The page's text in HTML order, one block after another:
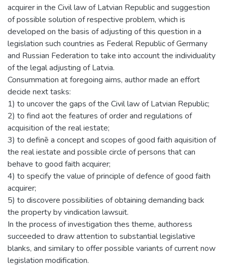
acquirer in the Civil law of Latvian Republic and suggestion
of possible solution of respective problem, which is
developed on the basis of adjusting of this question in a
legislation such countries as Federal Republic of Germany
and Russian Federation to take into account the individuality
of the legal adjusting of Latvia.
Consummation at foregoing aims, author made an effort
decide next tasks:
1) to uncover the gaps of the Civil law of Latvian Republic;
2) to find aot the features of order and regulations of
acquisition of the real iestate;
3) to definē a concept and scopes of good faith aquisition of
the real iestate and possible circle of persons that can
behave to good faith acquirer;
4) to specify the value of principle of defence of good faith
acquirer;
5) to discovere possibilities of obtaining demanding back
the property by vindication lawsuit.
In the process of investigation thes theme, authoress
succeeded to draw attention to substantial legislative
blanks, and similary to offer possible variants of current now
legislation modification.